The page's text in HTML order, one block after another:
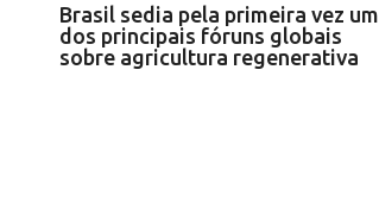
Brasil sedia pela primeira vez um
dos principais fóruns globais
sobre agricultura regenerativa